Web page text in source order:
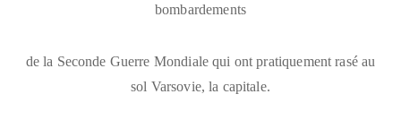
bombardements
de la Seconde Guerre Mondiale qui ont pratiquement rasé au
sol Varsovie, la capitale.